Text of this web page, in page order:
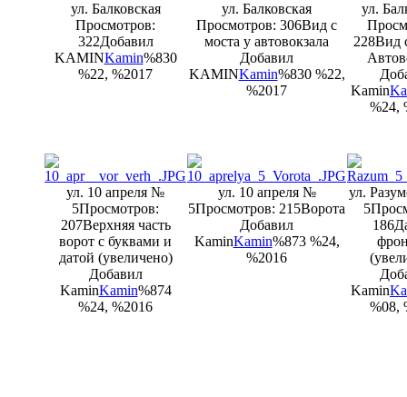
ул. Балковская
Просмотров:
322Добавил
KAMINKamin%830
%22, %2017
ул. Балковская
Просмотров: 306Вид с
моста у автовокзала
Добавил
KAMINKamin%830 %22,
%2017
ул.
228Вид
Kamin
%24,
ул. 10 апреля №
5Просмотров:
207Верхняя часть
ворот с буквами и
датой (увеличено)
Добавил
KaminKamin%874
%24, %2016
ул. 10 апреля №
5Просмотров: 215Ворота
Добавил
KaminKamin%873 %24,
%2016
ул.
5
186
Kamin
%08,